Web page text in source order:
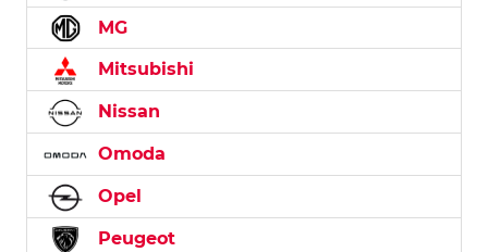
MG
Mitsubishi
Nissan
Omoda
Opel
Peugeot